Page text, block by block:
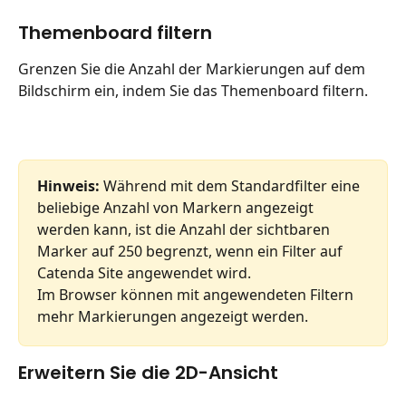
Themenboard filtern
Grenzen Sie die Anzahl der Markierungen auf dem
Bildschirm ein, indem Sie das Themenboard filtern.
Hinweis: Während mit dem Standardfilter eine
beliebige Anzahl von Markern angezeigt
werden kann, ist die Anzahl der sichtbaren
Marker auf 250 begrenzt, wenn ein Filter auf
Catenda Site angewendet wird.
Im Browser können mit angewendeten Filtern
mehr Markierungen angezeigt werden.
Erweitern Sie die 2D-Ansicht